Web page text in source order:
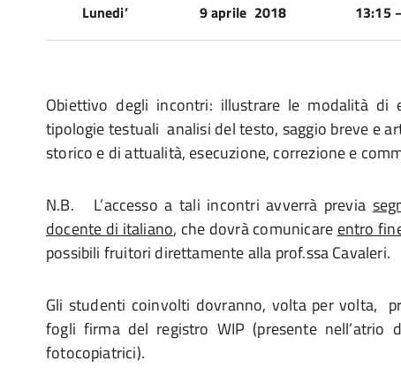
Lunedi’ 9 aprile 2018 13:15
Obiettivo degli incontri: illustrare le modalità di
tipologie testuali analisi del testo, saggio breve e
storico e di attualità, esecuzione, correzione e
N.B. L’accesso a tali incontri avverrà previa
docente di italiano, che dovrà comunicare entro
possibili fruitori direttamente alla prof.ssa Cavaleri.
Gli studenti coinvolti dovranno, volta per volta,
fogli firma del registro WIP (presente nell’atrio
fotocopiatrici).